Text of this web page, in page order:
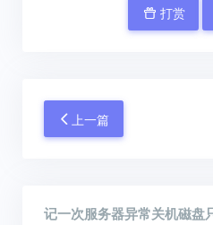
打赏
上一篇
记一次服务器异常关机磁盘